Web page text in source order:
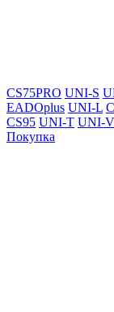
CS75PRO UNI-S
EADOplus UNI-L
CS95 UNI-T UNI-V
Покупка